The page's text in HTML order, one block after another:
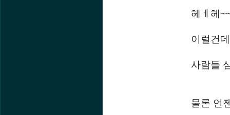
헤ㅔ헤
이럴건
사람들
물론 언